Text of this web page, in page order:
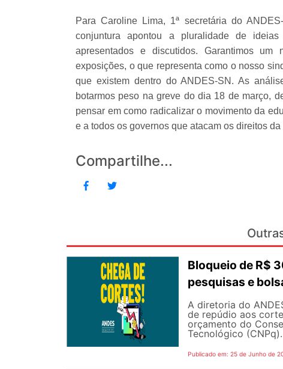
Para Caroline Lima, 1ª secretária do
conjuntura apontou a pluralidade de
apresentados e discutidos. Garantimos
exposições, o que representa como o nosso
que existem dentro do ANDES-SN. As
botarmos peso na greve do dia 18 de março,
pensar em como radicalizar o movimento da
e a todos os governos que atacam os direitos
Compartilhe...
Bloqueio de R$
pesquisas e
A diretoria do
de repúdio aos
orçamento do
Tecnológico
Publicado em: 25 de Junho de